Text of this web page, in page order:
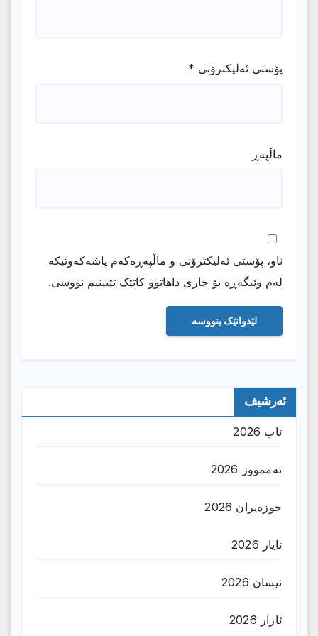
پۆستی ئەلیکترۆنی *
ماڵپه‌ڕ
ناو، پۆستی ئەلیکترۆنی و ماڵپەڕەکەم پاشەکەوتبکە
لەم وێبگەڕە بۆ جاری داهاتوو کاتێک تێبینیم نووسی.
ئەرشیف
ئاب 2026
تەممووز 2026
حوزه‌یران 2026
ئایار 2026
نیسان 2026
ئازار 2026